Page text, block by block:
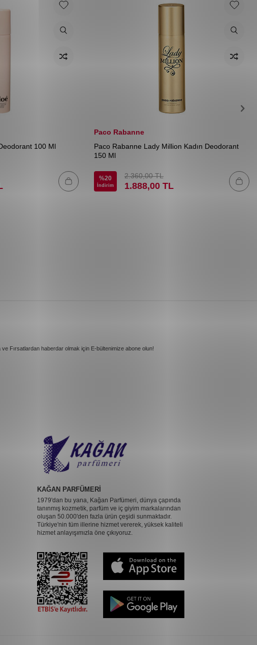
100 Ml
Paco Rabanne
Paco Rabanne Lady Million Kadın Deodorant
150 Ml
%20
İndirim
2.360,00TL
1.888,00 TL
Fırsatlardan haberdar olmak için E-bültenimize abone olun!
KAĞAN PARFÜMERİ
1979'dan bu yana, Kağan Parfümeri, dünya çapında
tanınmış kozmetik, parfüm ve iç giyim markalarından
oluşan 50.000'den fazla ürün çeşidi sunmaktadır.
Türkiye'nin tüm illerine hizmet vererek, yüksek kaliteli
hizmet anlayışımızla öne çıkıyoruz.